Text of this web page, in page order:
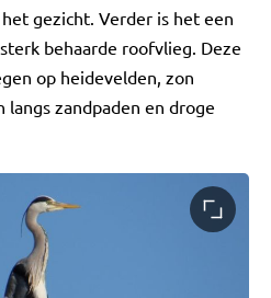
gezicht. Verder is het een
behaarde roofvlieg. Deze
op heidevelden, zon
zandpaden en droge